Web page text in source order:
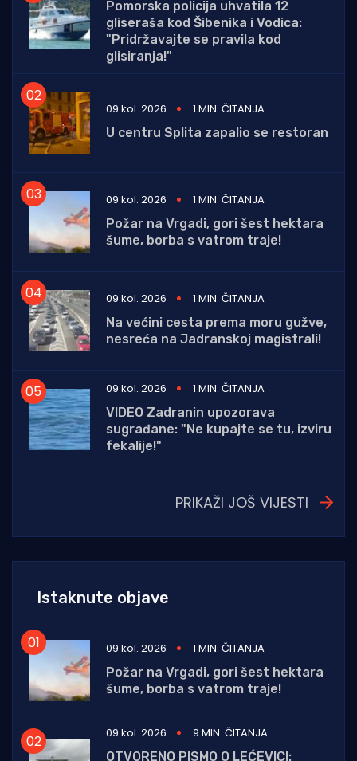
Pomorska policija uhvatila 12
gliseraša kod Šibenika i Vodica:
"Pridržavajte se pravila kod
glisiranja!"
09 kol. 2026
1 MIN. ČITANJA
U centru Splita zapalio se restoran
09 kol. 2026
1 MIN. ČITANJA
Požar na Vrgadi, gori šest hektara
šume, borba s vatrom traje!
09 kol. 2026
1 MIN. ČITANJA
Na većini cesta prema moru gužve,
nesreća na Jadranskoj magistrali!
09 kol. 2026
1 MIN. ČITANJA
VIDEO Zadranin upozorava
sugrađane: "Ne kupajte se tu, izviru
fekalije!"
PRIKAŽI JOŠ VIJESTI
Istaknute objave
09 kol. 2026
1 MIN. ČITANJA
Požar na Vrgadi, gori šest hektara
šume, borba s vatrom traje!
09 kol. 2026
9 MIN. ČITANJA
OTVORENO PISMO O LEĆEVICI: